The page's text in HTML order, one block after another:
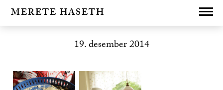
MERETE HASETH
19. desember 2014